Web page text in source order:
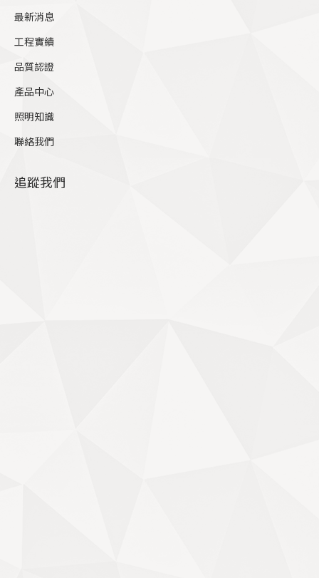
window
最新消息
工程實績
品質認證
產品中心
照明知識
聯絡我們
追蹤我們